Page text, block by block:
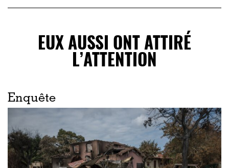
EUX AUSSI ONT ATTIRÉ
L’ATTENTION
Enquête